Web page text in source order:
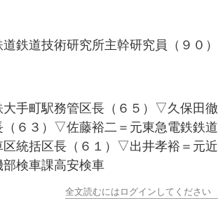
鉄道技術研究所主幹研究員（９０）
手町駅務管区長（６５）▽久保田徹
（６３）▽佐藤裕二＝元東急電鉄鉄道
統括区長（６１）▽出井孝裕＝元近
検車課高安検車
全文読むにはログインしてください